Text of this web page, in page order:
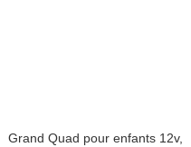
Grand Quad pour enfants 12v,